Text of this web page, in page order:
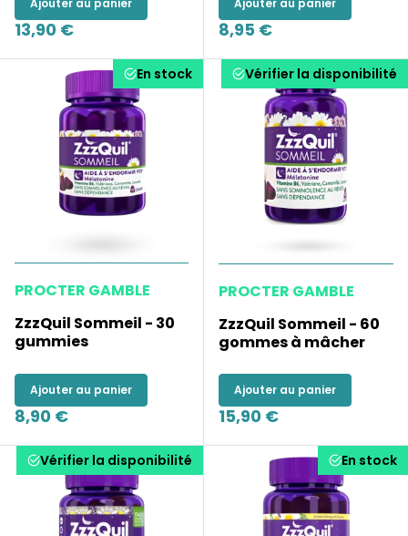
Ajouter au panier
13,90 €
Ajouter au panier
8,95 €
En stock
PROCTER GAMBLE
ZzzQuil Sommeil - 30
gummies
Ajouter au panier
8,90 €
Vérifier la disponibilité
PROCTER GAMBLE
ZzzQuil Sommeil - 60
gommes à mâcher
Ajouter au panier
15,90 €
Vérifier la disponibilité En stock